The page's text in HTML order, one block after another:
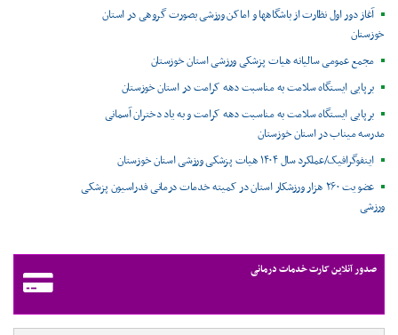
آغاز دور اول نظارت از باشگاهها و اماکن ورزشی بصورت گروهی در استان
خوزستان
مجمع عمومی سالیانه هیات پزشکی ورزشی استان خوزستان
برپایی ایستگاه سلامت به مناسبت دهه کرامت در استان خوزستان
برپایی ایستگاه سلامت به مناسبت دهه کرامت و به یاد دختران آسمانی
مدرسه میناب در استان خوزستان
اینفوگرافیک/عملکرد سال ۱۴۰۴ هیات پزشکی ورزشی استان خوزستان
عضویت ۲۶۰ هزار ورزشکار استان در کمیته خدمات درمانی فدراسیون پزشکی
ورزشی
صدور آنلاین کارت خدمات درمانی